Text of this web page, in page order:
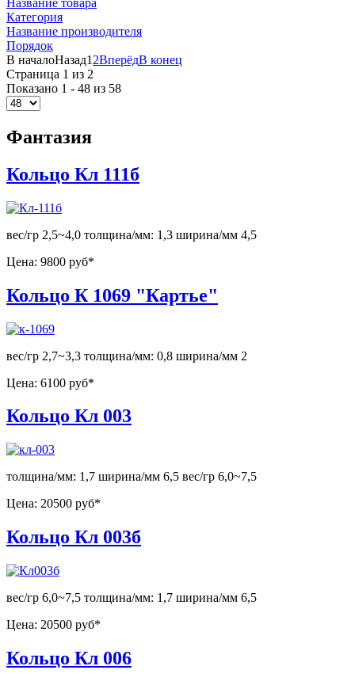
Название товара
Категория
Название производителя
Порядок
В началоНазад1 2ВперёдВ конец
Страница 1 из 2
Показано 1 - 48 из 58
Фантазия
Кольцо Кл 111б
вес/гр 2,5~4,0 толщина/мм: 1,3 ширина/мм 4,5
Цена: 9800 руб*
Кольцо К 1069 "Картье"
вес/гр 2,7~3,3 толщина/мм: 0,8 ширина/мм 2
Цена: 6100 руб*
Кольцо Кл 003
толщина/мм: 1,7 ширина/мм 6,5 вес/гр 6,0~7,5
Цена: 20500 руб*
Кольцо Кл 003б
вес/гр 6,0~7,5 толщина/мм: 1,7 ширина/мм 6,5
Цена: 20500 руб*
Кольцо Кл 006